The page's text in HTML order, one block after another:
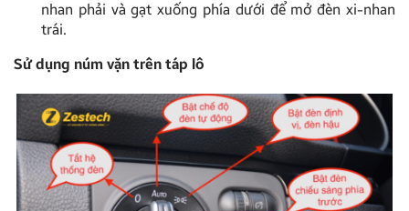
nhan phải và gạt xuống phía dưới để mở đèn xi-nhan
trái.
Sử dụng núm vặn trên táp lô